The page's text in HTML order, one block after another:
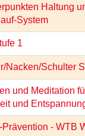
Haltung
System
1
Nacken/Schulter
und Meditation
und
- WTB